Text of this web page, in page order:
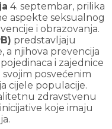
4. septembar, prilika
aspekte seksualnog
i obrazovanja.
predstavljaju
a njihova prevencija
i zajednice
svojim posvećenim
cijele populacije.
zdravstvenu
koje imaju